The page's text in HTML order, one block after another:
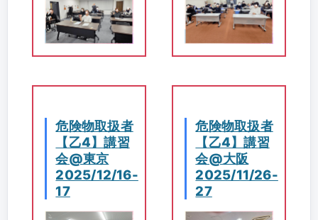
危険物取扱者
【乙4】講習
会@東京
2025/12/16-
17
危険物取扱者
【乙4】講習
会@大阪
2025/11/26-
27